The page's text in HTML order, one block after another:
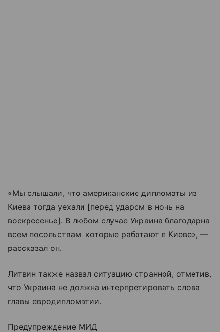
«Мы слышали, что американские дипломаты из
Киева тогда уехали [перед ударом в ночь на
воскресенье]. В любом случае Украина благодарна
всем посольствам, которые работают в Киеве», —
рассказал он.
Литвин также назвал ситуацию странной, отметив,
что Украина не должна интерпретировать слова
главы евродипломатии.
Предупреждение МИД